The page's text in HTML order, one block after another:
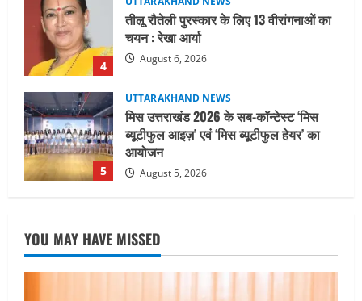
5
मिस उत्तराखंड 2026 के सब-कॉन्टेस्ट ‘मिस
ब्यूटीफुल आइज़’ एवं ‘मिस ब्यूटीफुल हेयर’ का
आयोजन
August 5, 2026
1
UTTARAKHAND NEWS
धामी कैबिनेट ने लिए कई महत्वपूर्ण निर्णय, अब
सामान्य वर्ग के पशुपालकों को भी गाय एवं भैंस
खरीद पर मिलेगा अनुदान, मजदूरी संहिता
नियमावली-2026 को मिली मंजूरी
2
नाबार्ड ने राष्ट्रीय हथकरघा दिवस के अवसर पर
मुंबई में तीन दिवसीय प्रदर्शनी का आयोजन किया
August 7, 2026
YOU MAY HAVE MISSED